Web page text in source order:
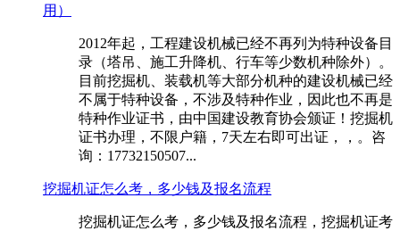
用）
2012年起，工程建设机械已经不再列为特种设备目
录（塔吊、施工升降机、行车等少数机种除外）。
目前挖掘机、装载机等大部分机种的建设机械已经
不属于特种设备，不涉及特种作业，因此也不再是
特种作业证书，由中国建设教育协会颁证！挖掘机
证书办理，不限户籍，7天左右即可出证，，。咨
询：17732150507...
挖掘机证怎么考，多少钱及报名流程
挖掘机证怎么考，多少钱及报名流程，挖掘机证考